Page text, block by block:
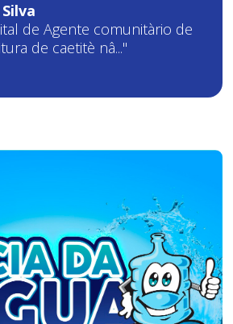
de Agente comunitàrio de
de caetitè nâ..."